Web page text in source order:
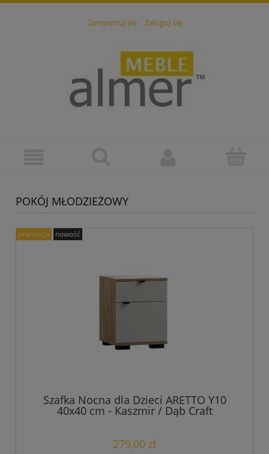
Zarejestruj się Zaloguj się
POKÓJ MŁODZIEŻOWY
Szafka Nocna dla Dzieci ARETTO Y10
40x40 cm - Kaszmir / Dąb Craft
279,00 zł
promocja nowość